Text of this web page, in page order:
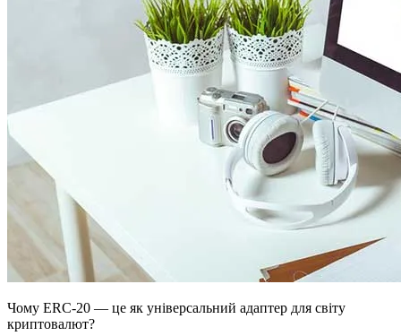
Чому ERC-20 — це як універсальний адаптер для світу
криптовалют?